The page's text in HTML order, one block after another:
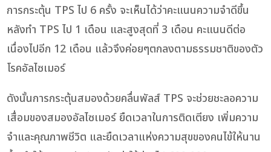
การกระตุ้น TPS ไป 6 ครั้ง จะเห็นได้ว่าคะแนนความจำดีขึ้น
หลังทำ TPS ไป 1 เดือน และสูงสุดที่ 3 เดือน คะแนนดีต่อ
เนื่องไปอีก 12 เดือน แล้วจึงค่อยๆตกลงตามธรรมชาติของตัว
โรคอัลไซเมอร์
ดังนั้นการกระตุ้นสมองด้วยคลื่นพัลส์ TPS จะช่วยชะลอความ
เสื่อมของสมองอัลไซเมอร์ ยืดเวลาในการติดเตียง เพิ่มความ
จำและคุณภาพชีวิต และยืดเวลาแห่งความสุขของคนไข้ให้นาน